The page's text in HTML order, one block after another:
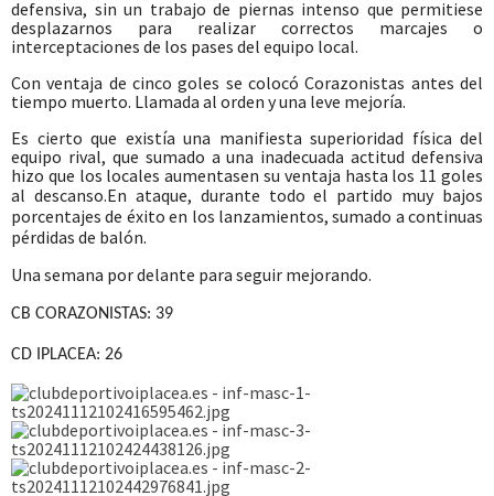
defensiva, sin un trabajo de piernas intenso que permitiese
desplazarnos para realizar correctos marcajes o
interceptaciones de los pases del equipo local.
Con ventaja de cinco goles se colocó Corazonistas antes del
tiempo muerto. Llamada al orden y una leve mejoría.
Es cierto que existía una manifiesta superioridad física del
equipo rival, que sumado a una inadecuada actitud defensiva
hizo que los locales aumentasen su ventaja hasta los 11 goles
al descanso.En ataque, durante todo el partido muy bajos
porcentajes de éxito en los lanzamientos, sumado a continuas
pérdidas de balón.
Una semana por delante para seguir mejorando.
CB CORAZONISTAS: 39
CD IPLACEA: 26